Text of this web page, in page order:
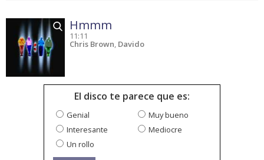
Hmmm
11:11
Chris Brown, Davido
El disco te parece que es:
Genial
Muy bueno
Interesante
Mediocre
Un rollo